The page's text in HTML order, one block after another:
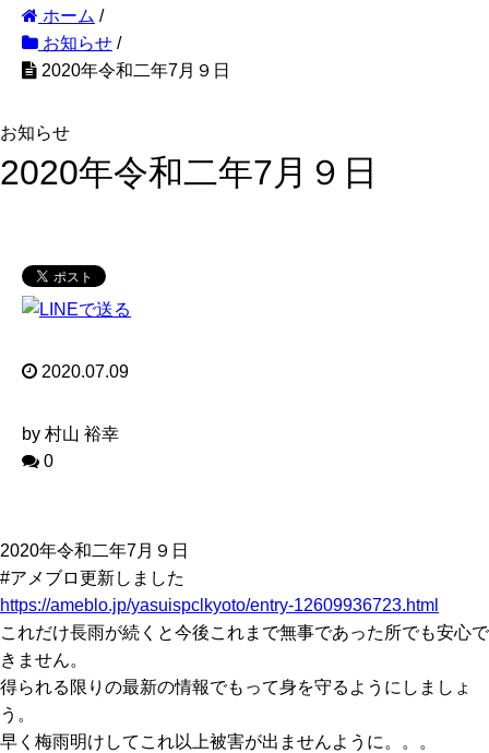
ホーム /
お知らせ /
2020年令和二年7月９日
お知らせ
2020年令和二年7月９日
2020.07.09
by 村山 裕幸
0
2020年令和二年7月９日
#アメブロ更新しました
https://ameblo.jp/yasuispclkyoto/entry-12609936723.html
これだけ長雨が続くと今後これまで無事であった所でも安心で
きません。
得られる限りの最新の情報でもって身を守るようにしましょ
う。
早く梅雨明けしてこれ以上被害が出ませんように。。。